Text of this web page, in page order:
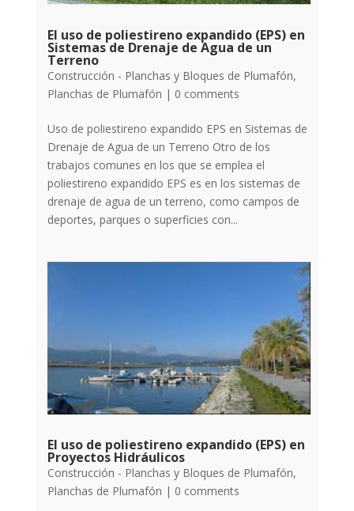
El uso de poliestireno expandido (EPS) en
Sistemas de Drenaje de Agua de un
Terreno
Construcción - Planchas y Bloques de Plumafón,
Planchas de Plumafón | 0 comments
Uso de poliestireno expandido EPS en Sistemas de
Drenaje de Agua de un Terreno Otro de los
trabajos comunes en los que se emplea el
poliestireno expandido EPS es en los sistemas de
drenaje de agua de un terreno, como campos de
deportes, parques o superficies con...
El uso de poliestireno expandido (EPS) en
Proyectos Hidráulicos
Construcción - Planchas y Bloques de Plumafón,
Planchas de Plumafón | 0 comments